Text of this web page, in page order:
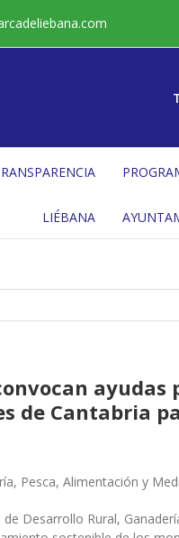
LIÉBANA
de Cantabria
Pesca, Alimentación y
Desarrollo Rural,